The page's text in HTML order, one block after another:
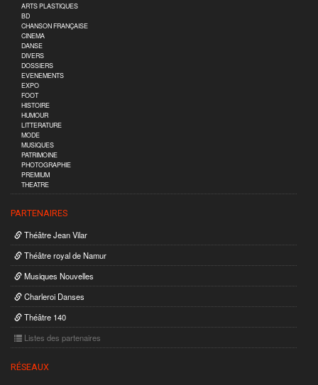
ARTS PLASTIQUES
BD
CHANSON FRANÇAISE
CINEMA
DANSE
DIVERS
DOSSIERS
EVENEMENTS
EXPO
FOOT
HISTOIRE
HUMOUR
LITTERATURE
MODE
MUSIQUES
PATRIMOINE
PHOTOGRAPHIE
PREMIUM
THEATRE
PARTENAIRES
Théâtre Jean Vilar
Théâtre royal de Namur
Musiques Nouvelles
Charleroi Danses
Théâtre 140
Listes des partenaires
RÉSEAUX